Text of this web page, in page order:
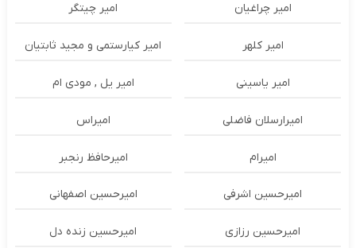
امیر چراغیان امیر چیتگر
امیر کلهر امیر کیارستمی و مجید ثابتیان
امیر یاسینی امیر یل , مودی ام
امیرارسلان فاضلی امیراس
امیرام امیرحافظ رنجبر
امیرحسین اشرفی امیرحسین اصفهانی
امیرحسین رزازی امیرحسین زنده دل